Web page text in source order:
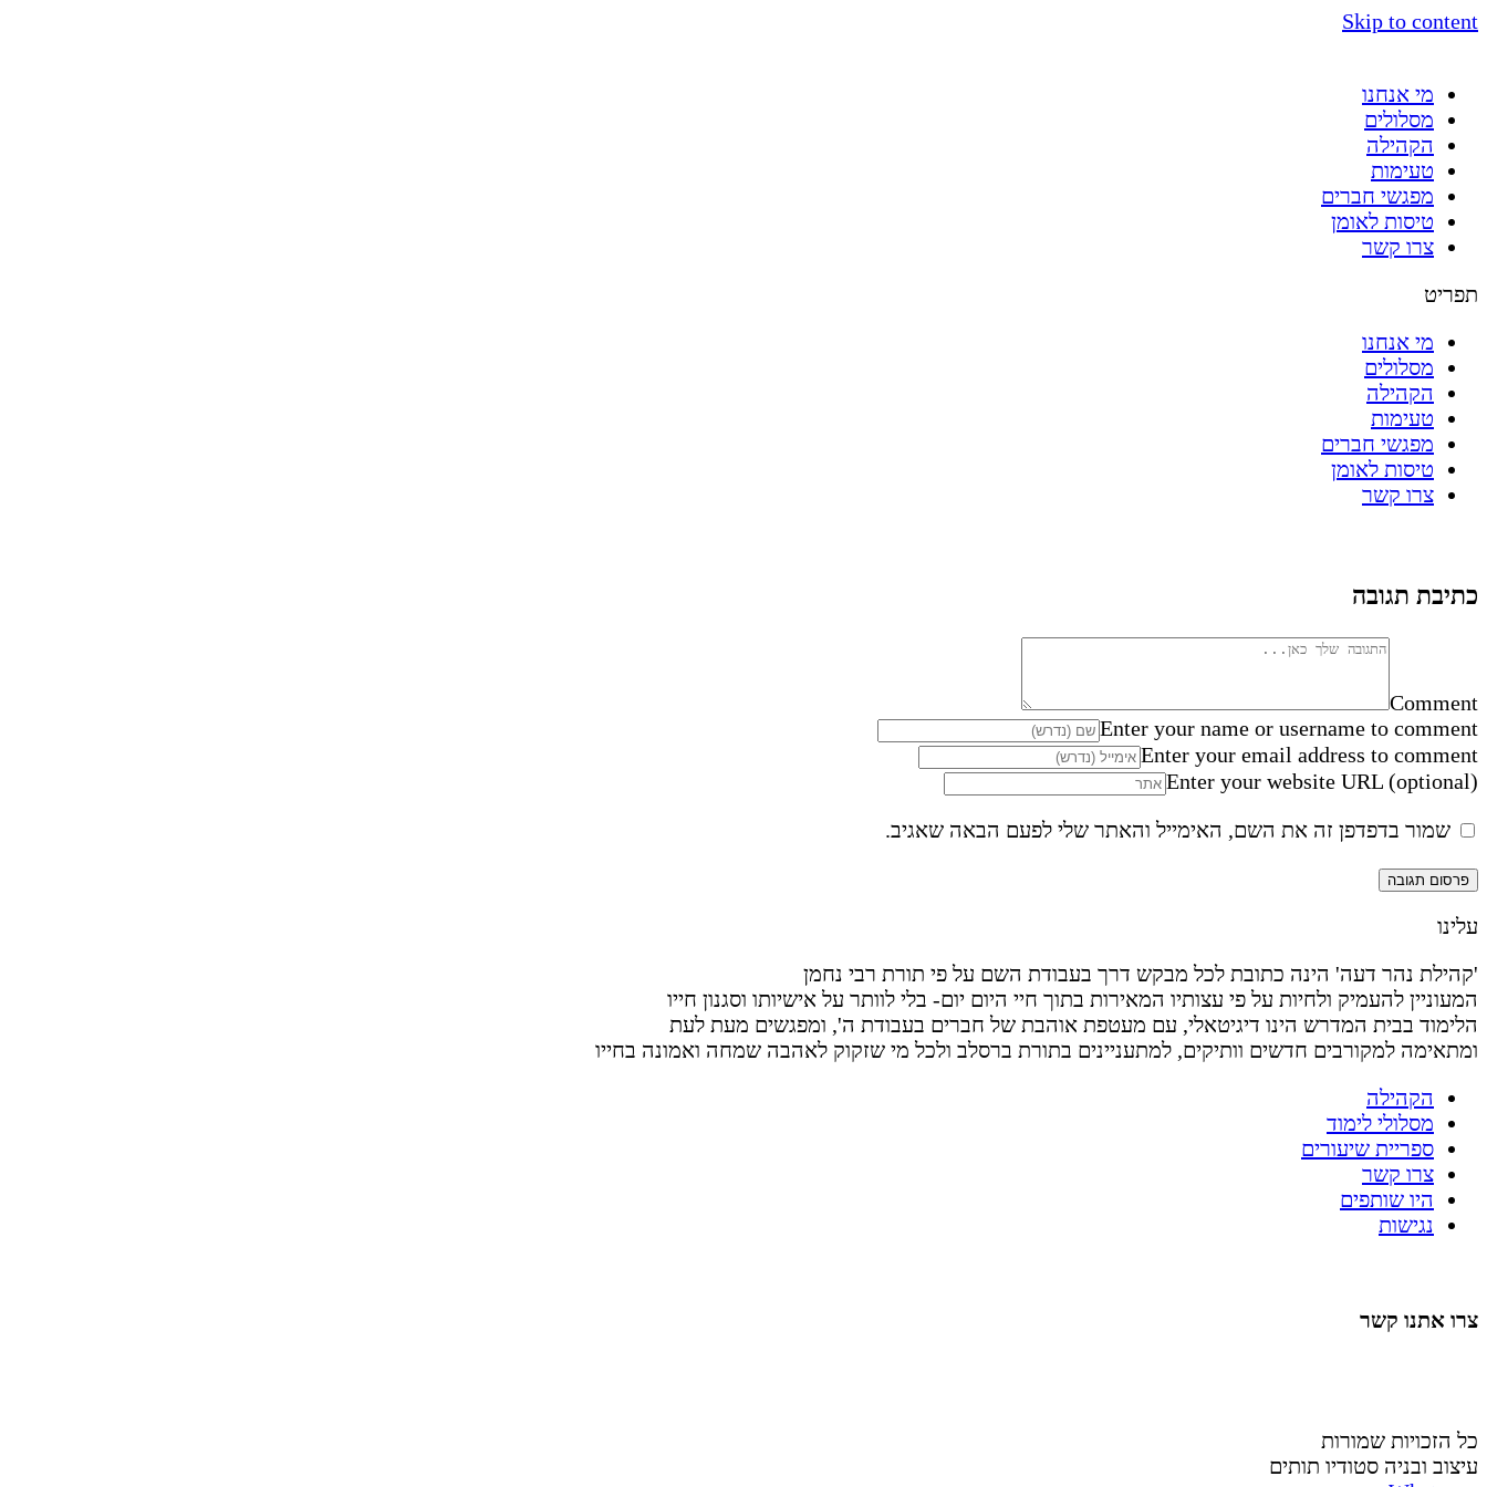
Skip to content
מי אנחנו
מסלולים
הקהילה
טעימות
מפגשי חברים
טיסות לאומן
צרו קשר
תפריט
מי אנחנו
מסלולים
הקהילה
טעימות
מפגשי חברים
טיסות לאומן
צרו קשר
כתיבת תגובה
Comment
Enter your name or username to comment
Enter your email address to comment
Enter your website URL (optional)
שמור בדפדפן זה את השם, האימייל והאתר שלי לפעם הבאה שאגיב.
עלינו
'קהילת נהר דעה' הינה כתובת לכל מבקש דרך בעבודת השם על פי תורת רבי נחמן
המעוניין להעמיק ולחיות על פי עצותיו המאירות בתוך חיי היום יום- בלי לוותר על אישיותו וסגנון חייו
הלימוד בבית המדרש הינו דיגיטאלי, עם מעטפת אוהבת של חברים בעבודת ה', ומפגשים מעת לעת
ומתאימה למקורבים חדשים וותיקים, למתעניינים בתורת ברסלב ולכל מי שזקוק לאהבה שמחה ואמונה בחייו
הקהילה
מסלולי לימוד
ספריית שיעורים
צרו קשר
היו שותפים
נגישות
צרו אתנו קשר
כל הזכויות שמורות
עיצוב ובניה סטודיו תותים